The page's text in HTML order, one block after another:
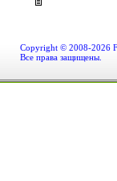
Copyright © 2008-2026
Все права защищены.